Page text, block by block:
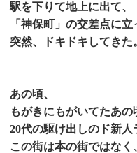
駅を下りて地上に出て、
「神保町」の交差点に立
突然、ドキドキしてきた
あの頃、
もがきにもがいてたあの
​20代の駆け出しのド新人
この街は本の街ではなく